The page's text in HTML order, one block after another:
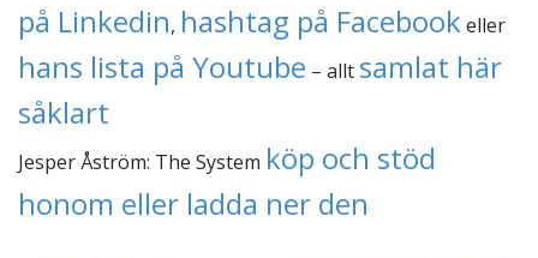
på Linkedin, hashtag på Facebookeller
hans lista på Youtube – allt samlat här
såklart
Jesper Åström: The System köp och stöd
honom eller ladda ner den